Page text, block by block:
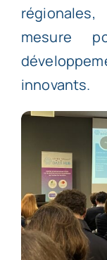
mesure
innovants.